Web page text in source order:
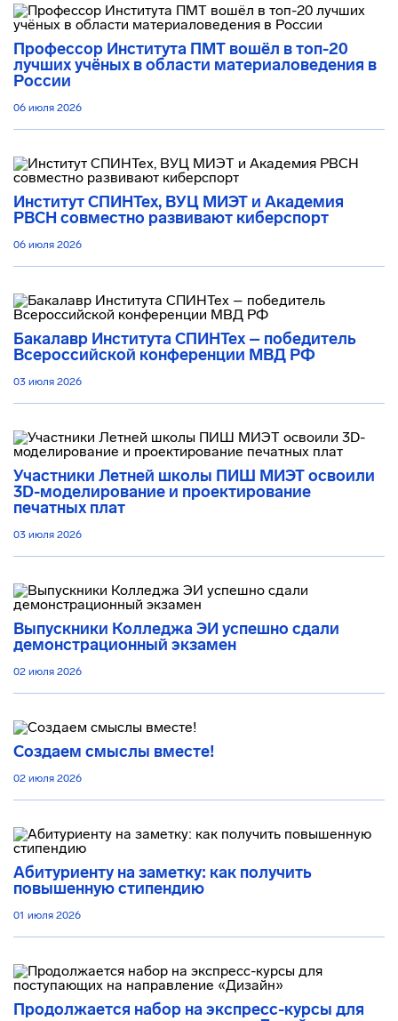
Профессор Института ПМТ вошёл в топ-20
лучших учёных в области материаловедения в
России
06 июля 2026
Институт СПИНТех, ВУЦ МИЭТ и Академия
РВСН совместно развивают киберспорт
06 июля 2026
Бакалавр Института СПИНТех – победитель
Всероссийской конференции МВД РФ
03 июля 2026
Участники Летней школы ПИШ МИЭТ освоили
3D-моделирование и проектирование
печатных плат
03 июля 2026
Выпускники Колледжа ЭИ успешно сдали
демонстрационный экзамен
02 июля 2026
Создаем смыслы вместе!
02 июля 2026
Абитуриенту на заметку: как получить
повышенную стипендию
01 июля 2026
Продолжается набор на экспресс-курсы для